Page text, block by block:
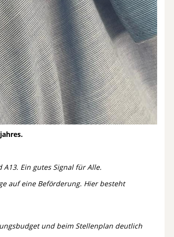
Ein gutes Signal für Alle.
auf eine Beförderung. Hier besteht
und beim Stellenplan deutlich